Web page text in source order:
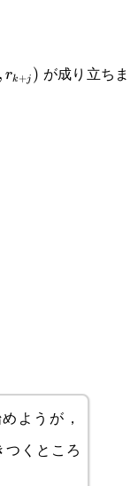
, rk+j ) が成り立ちま
ようが，
くところ